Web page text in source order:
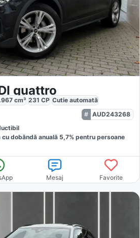
quattro
cm³ 231 CP Cutie automată
AUD243268
cu dobăndă anuală 5,7% pentru persoane
Mesaj Favorite